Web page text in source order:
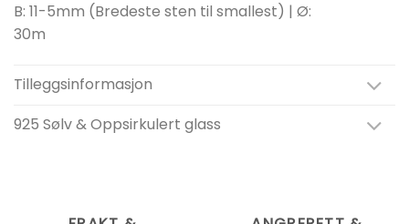
B: 11-5mm (Bredeste sten til smallest) | Ø:
30m
Tilleggsinformasjon
925 Sølv & Oppsirkulert glass